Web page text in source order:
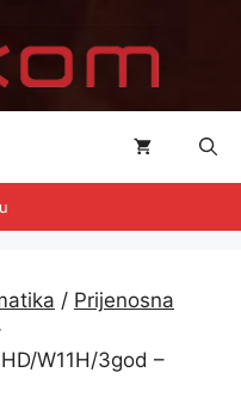
/ Prijenosna
W11H/3god –